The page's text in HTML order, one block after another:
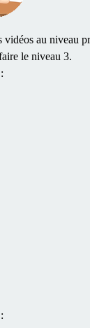
vidéos au niveau
le niveau 3.